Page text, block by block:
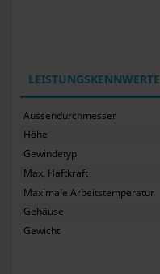
LEISTUNGSKENNWERTE
Aussendurchmesser
Höhe
Gewindetyp
Max. Haftkraft
Maximale Arbeitstemperatur
Gehäuse
Gewicht